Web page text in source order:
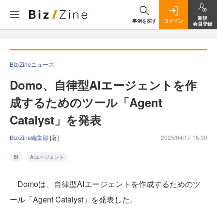
事例を探す ログイン
新規
会員登録
Biz/Zineニュース
Domo、自律型AIエージェントを作
成するためのツール「Agent
Catalyst」を発表
Biz/Zine編集部[著] 2025/04/17 15:30
BI AIエージェント
Domoは、自律型AIエージェントを作成するためのツ
ール「Agent Catalyst」を発表した。